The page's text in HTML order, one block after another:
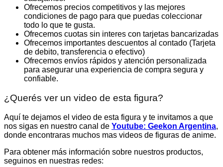
Ofrecemos precios competitivos y las mejores
condiciones de pago para que puedas coleccionar
todo lo que te gusta.
Ofrecemos cuotas sin interes con tarjetas bancarizadas
Ofrecemos importantes descuentos al contado (Tarjeta
de debito, transferencia o efectivo)
Ofrecemos envíos rápidos y atención personalizada
para asegurar una experiencia de compra segura y
confiable.
¿Querés ver un video de esta figura?
Aquí te dejamos el video de esta figura y te invitamos a que
nos sigas en nuestro canal de Youtube: Geekon Argentina,
donde encontraras muchos mas videos de figuras de anime.
Para obtener más información sobre nuestros productos,
seguinos en nuestras redes: